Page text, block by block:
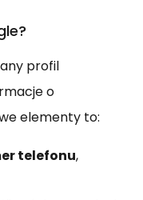
profil
o
elementy to:
telefonu,